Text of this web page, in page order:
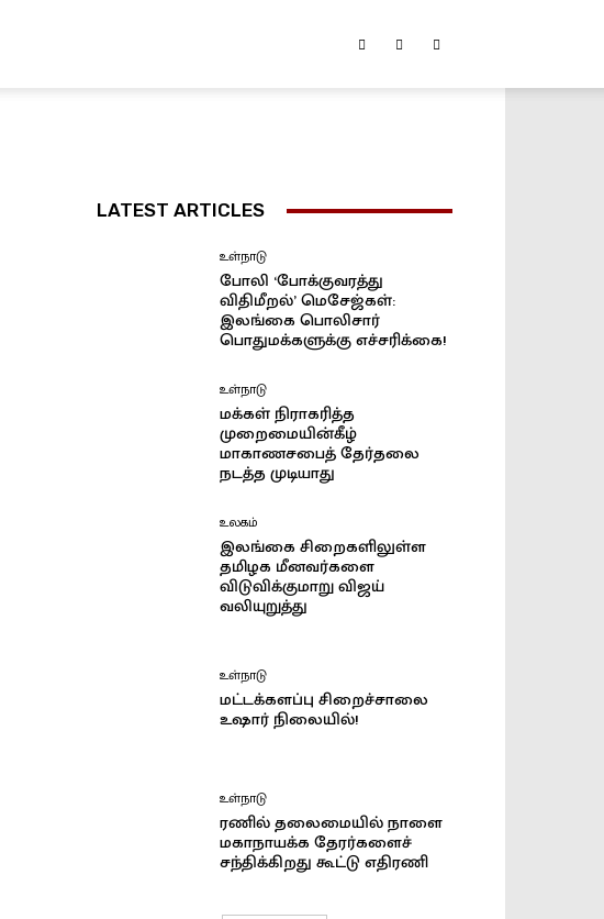
LATEST ARTICLES
உள்நாடு
போலி ‘போக்குவரத்து
விதிமீறல்’ மெசேஜ்கள்:
இலங்கை பொலிசார்
பொதுமக்களுக்கு எச்சரிக்கை!
உள்நாடு
மக்கள் நிராகரித்த
முறைமையின்கீழ்
மாகாணசபைத் தேர்தலை
நடத்த முடியாது
உலகம்
இலங்கை சிறைகளிலுள்ள
தமிழக மீனவர்களை
விடுவிக்குமாறு விஜய்
வலியுறுத்து
உள்நாடு
மட்டக்களப்பு சிறைச்சாலை
உஷார் நிலையில்!
உள்நாடு
ரணில் தலைமையில் நாளை
மகாநாயக்க தேரர்களைச்
சந்திக்கிறது கூட்டு எதிரணி